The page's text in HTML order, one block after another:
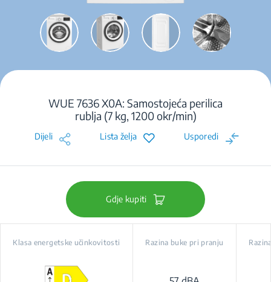
WUE 7636 X0A: Samostojeća perilica
rublja (7 kg, 1200 okr/min)
Dijeli Lista želja Usporedi
Gdje kupiti
Klasa energetske učinkovitosti Razina buke pri pranju